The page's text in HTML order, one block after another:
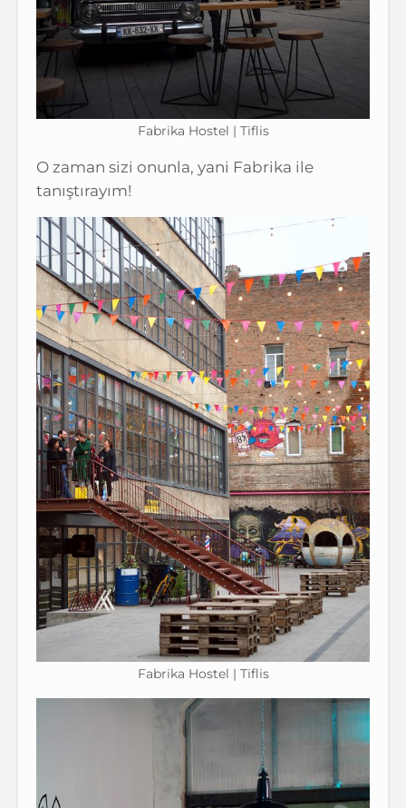
Fabrika Hostel | Tiflis
O zaman sizi onunla, yani Fabrika ile
tanıştırayım!
Fabrika Hostel | Tiflis